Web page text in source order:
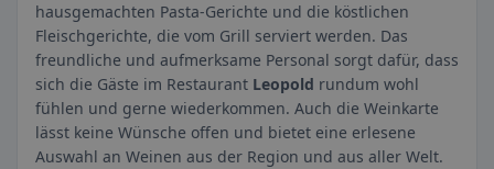
hausgemachten Pasta-Gerichte und die köstlichen
Fleischgerichte, die vom Grill serviert werden. Das
freundliche und aufmerksame Personal sorgt dafür, dass
sich die Gäste im Restaurant Leopold rundum wohl
fühlen und gerne wiederkommen. Auch die Weinkarte
lässt keine Wünsche offen und bietet eine erlesene
Auswahl an Weinen aus der Region und aus aller Welt.